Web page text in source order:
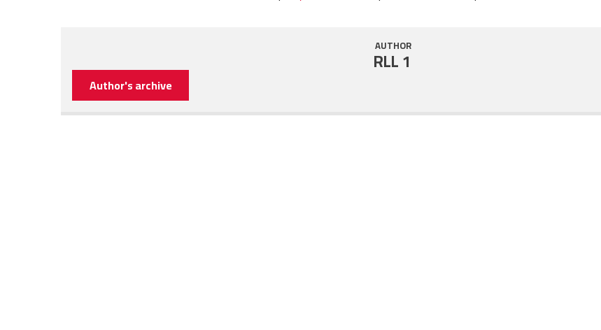
AUTHOR
RLL 1
Author's archive